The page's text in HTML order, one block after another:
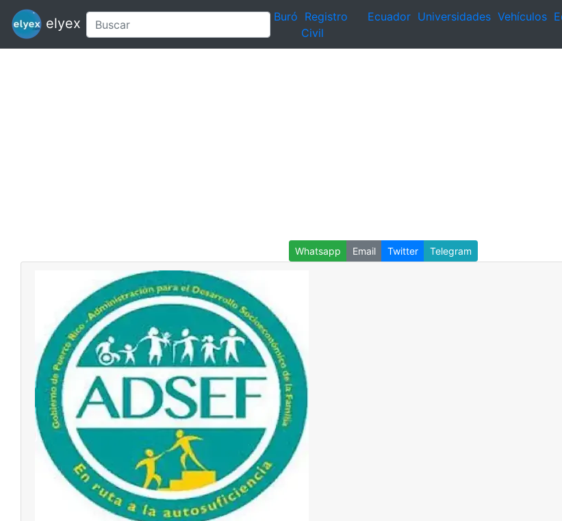
elyex Buró Registro
Civil
Ecuador Universidades Vehículos
Whatsapp Email Twitter Telegram